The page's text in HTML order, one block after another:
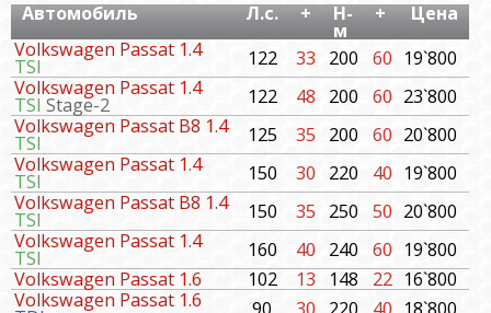
Автомобиль Л.с. + Н-
м
+
Цена
Volkswagen Passat 1.4
TSI 122 33 200 60 19`800
Volkswagen Passat 1.4
TSI Stage-2 122 48 200 60 23`800
Volkswagen Passat B8 1.4
TSI 125 35 200 60 20`800
Volkswagen Passat 1.4
TSI 150 30 220 40 19`800
Volkswagen Passat B8 1.4
TSI 150 35 250 50 20`800
Volkswagen Passat 1.4
TSI 160 40 240 60 19`800
Volkswagen Passat 1.6
102 13 148 22 16`800
Volkswagen Passat 1.6